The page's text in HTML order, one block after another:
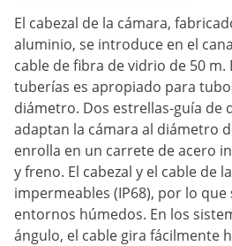
El cabezal de la cámara,
aluminio, se introduce en el
cable de fibra de vidrio de 50 m.
tuberías es apropiado para
diámetro. Dos estrellas-guía de
adaptan la cámara al diámetro
enrolla en un carrete de acero
y freno. El cabezal y el cable de
impermeables (IP68), por lo
entornos húmedos. En los
ángulo, el cable gira fácilmente